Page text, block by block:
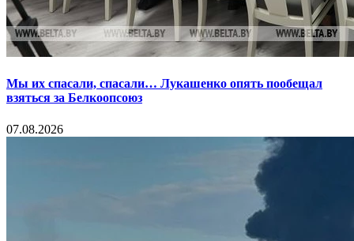
Мы их спасали, спасали… Лукашенко опять пообещал
взяться за Белкоопсоюз
07.08.2026